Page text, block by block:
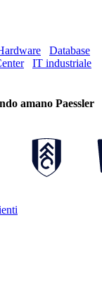
Database
IT industriale
amano Paessler